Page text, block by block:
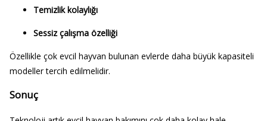
Temizlik kolaylığı
Sessiz çalışma özelliği
Özellikle çok evcil hayvan bulunan evlerde daha büyük kapasiteli
modeller tercih edilmelidir.
Sonuç